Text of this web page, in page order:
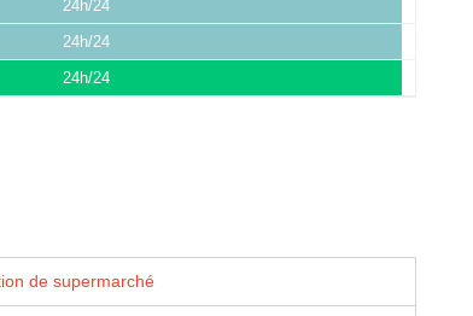
24h/24
24h/24
24h/24
de supermarché